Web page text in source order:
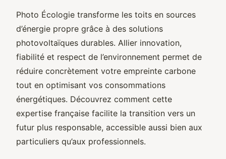
Photo Écologie transforme les toits en sources
d’énergie propre grâce à des solutions
photovoltaïques durables. Allier innovation,
fiabilité et respect de l’environnement permet de
réduire concrètement votre empreinte carbone
tout en optimisant vos consommations
énergétiques. Découvrez comment cette
expertise française facilite la transition vers un
futur plus responsable, accessible aussi bien aux
particuliers qu’aux professionnels.